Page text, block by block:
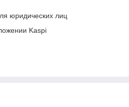
юридических лиц
Kaspi